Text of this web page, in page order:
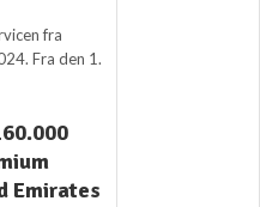
fra
Fra den 1.
Emirates